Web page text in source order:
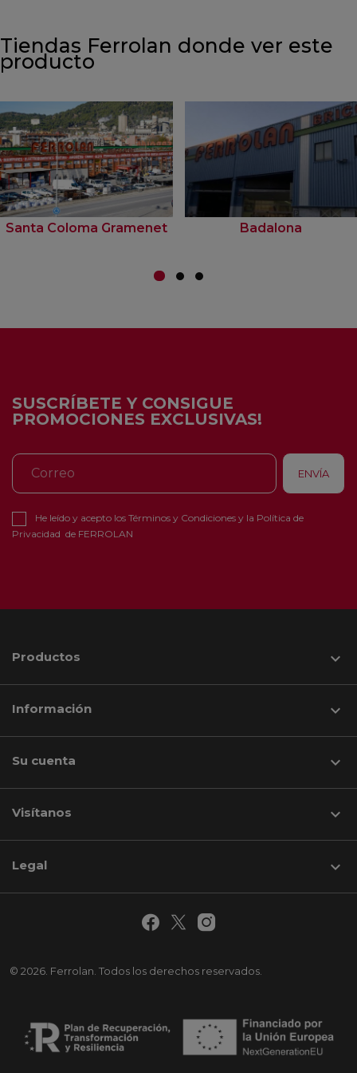
Tiendas Ferrolan donde ver este
producto
Santa Coloma Gramenet Badalona
SUSCRÍBETE Y CONSIGUE
PROMOCIONES EXCLUSIVAS!
He leído y acepto los Términos y Condiciones y la Política de
Privacidad de FERROLAN
Productos 
Información 
Su cuenta 
Visítanos keyboard_arrow_down
© 2026. Ferrolan. Todos los derechos reservados.
Legal 